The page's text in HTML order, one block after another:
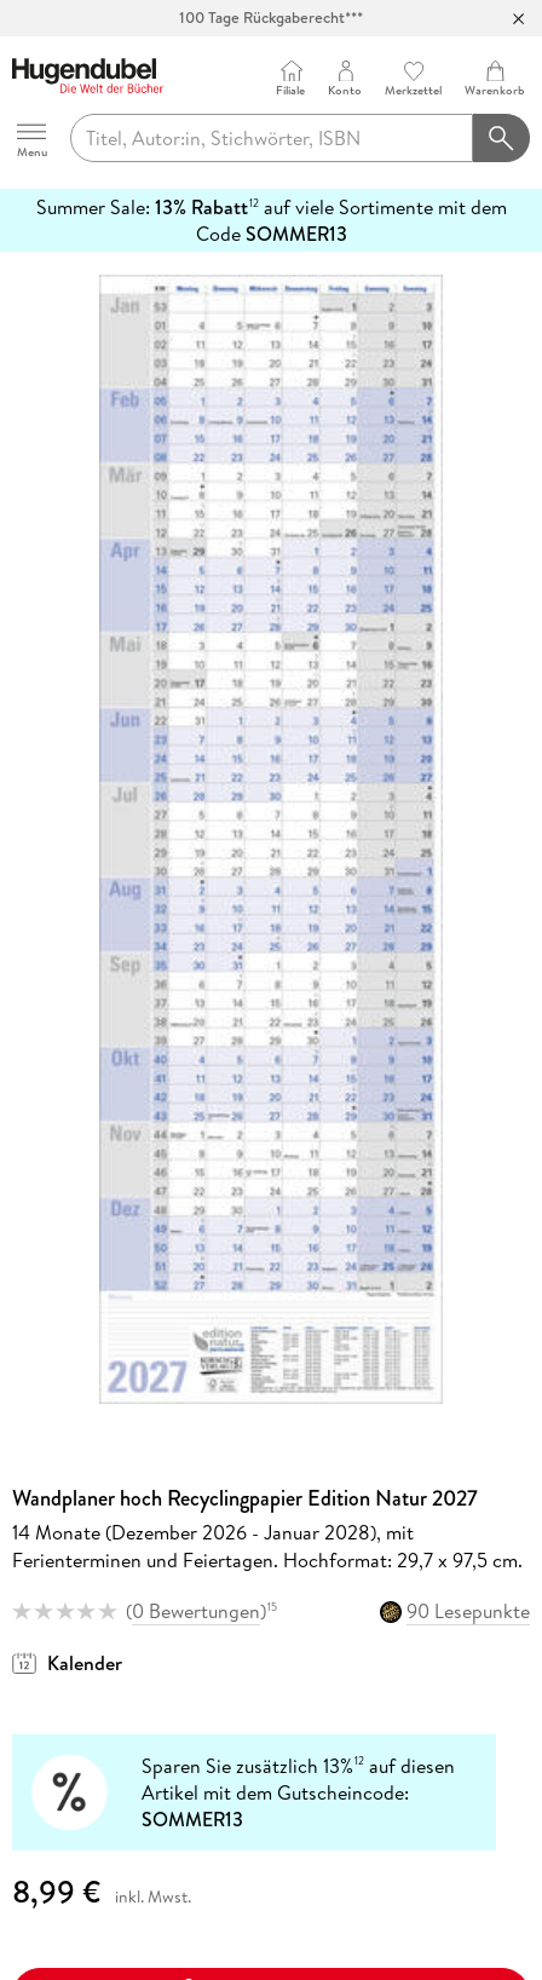
100 Tage Rückgaberecht***
Hugendubel
Menu
Filiale Konto Merkzettel Warenkorb
Summer Sale: 13% Rabatt12auf viele Sortimente mit dem
CodeSOMMER13
erfahren
Wandplaner hoch Recyclingpapier Edition Natur 2027
14 Monate (Dezember 2026 - Januar 2028), mit
Ferienterminen und Feiertagen. Hochformat: 29,7 x 97,5 cm.
(0 Bewertungen)15
90 Lesepunkte
Kalender
Sparen Sie zusätzlich 13%12 auf diesen
Artikel mit dem Gutscheincode:
SOMMER13
8,99 € inkl. Mwst.